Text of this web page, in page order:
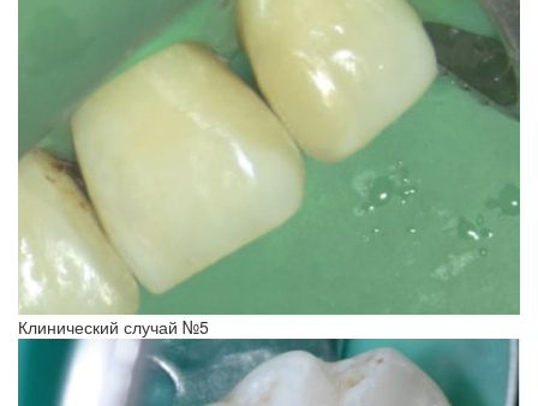
Клинический случай №5